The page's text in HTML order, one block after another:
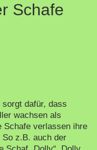
Schafe
dafür, dass
wachsen als
Schafe verlassen ihre
z.B. auch der